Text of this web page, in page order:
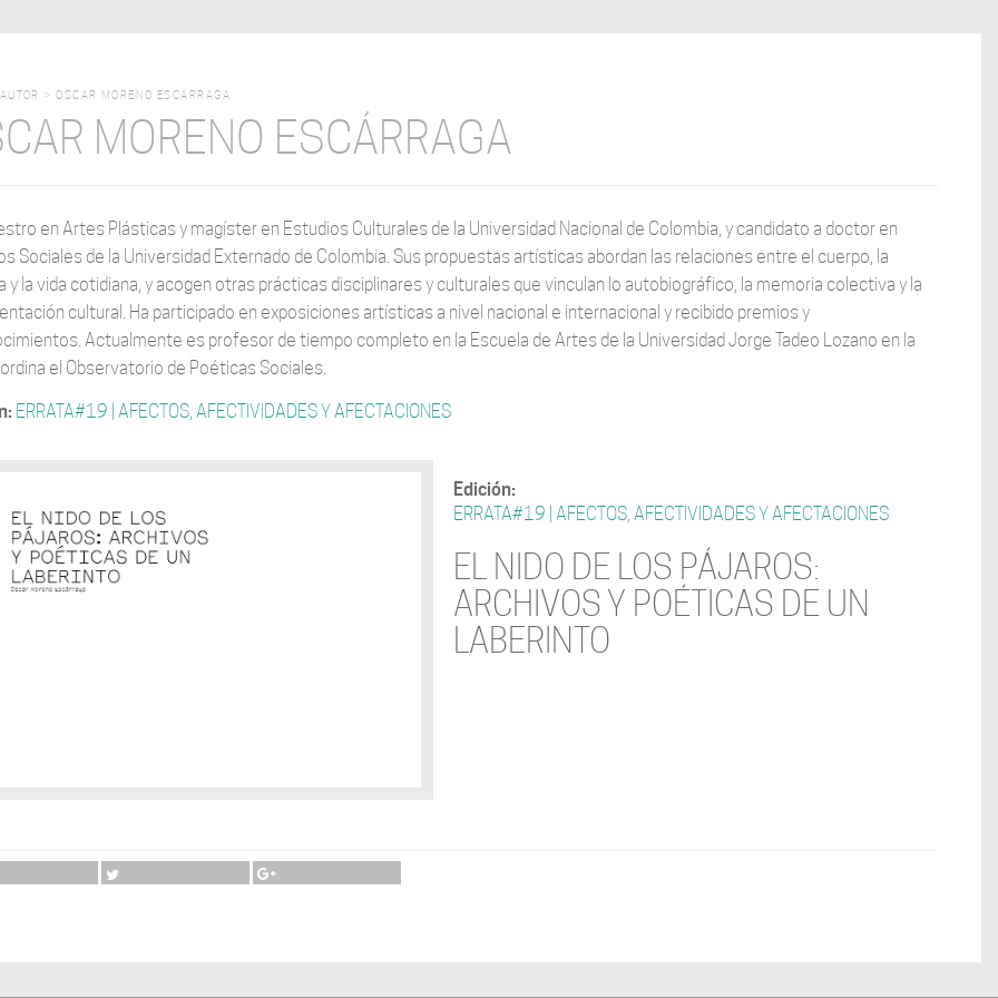
AUTOR >OSCAR MORENO ESCÁRRAGA
MORENO ESCÁRRAGA
en Artes Plásticas y magíster en Estudios Culturales de la Universidad Nacional de Colombia, y candidato a doctor en
Sociales de la Universidad Externado de Colombia. Sus propuestas artísticas abordan las relaciones entre el cuerpo, la
y la vida cotidiana, y acogen otras prácticas disciplinares y culturales que vinculan lo autobiográfico, la memoria colectiva y la
cultural. Ha participado en exposiciones artísticas a nivel nacional e internacional y recibido premios y
Actualmente es profesor de tiempo completo en la Escuela de Artes de la Universidad Jorge Tadeo Lozano en la
el Observatorio de Poéticas Sociales.
ERRATA#19 | AFECTOS, AFECTIVIDADES Y AFECTACIONES
Edición:
ERRATA#19 | AFECTOS, AFECTIVIDADES Y AFECTACIONES
EL NIDO DE LOS PÁJAROS:
ARCHIVOS Y POÉTICAS DE UN
LABERINTO